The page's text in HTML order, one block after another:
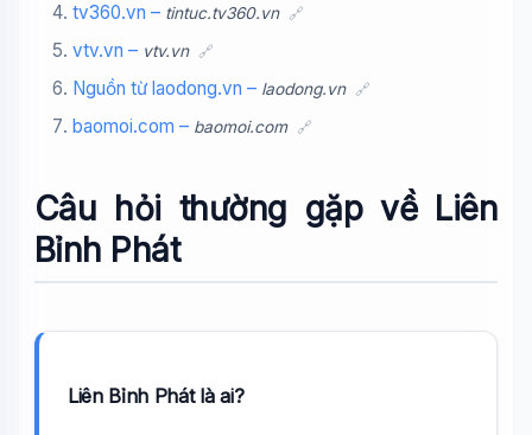
tv360.vn – tintuc.tv360.vn 🔗
vtv.vn – vtv.vn 🔗
Nguồn từ laodong.vn – laodong.vn 🔗
baomoi.com – baomoi.com 🔗
Câu hỏi thường gặp về Liên
Bỉnh Phát
Liên Bỉnh Phát là ai?